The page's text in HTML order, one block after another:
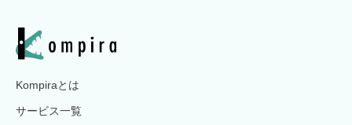
Kompiraとは
サービス一覧